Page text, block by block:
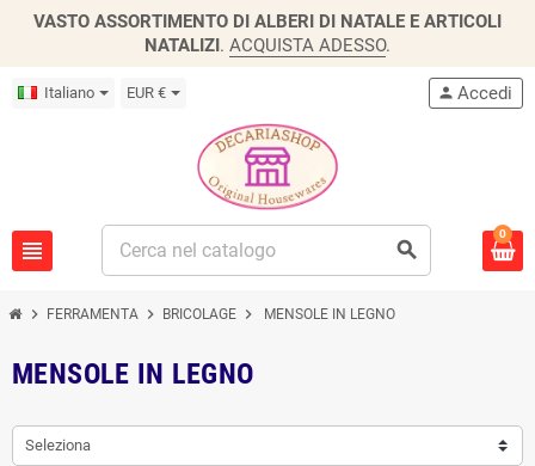
VASTO ASSORTIMENTO DI ALBERI DI NATALE E ARTICOLI
NATALIZI. ACQUISTA ADESSO.
Italiano EUR €
view_headline search
person Accedi
0
chevron_right FERRAMENTA chevron_right BRICOLAGE chevron_right MENSOLE IN LEGNO
MENSOLE IN LEGNO
Seleziona